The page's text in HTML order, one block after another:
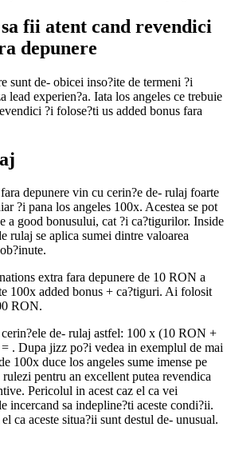
sa fii atent cand revendici
depunere
sunt de- obicei inso?ite de termeni ?i
lead experien?a. Iata los angeles ce trebuie
?i folose?ti us added bonus fara
depunere vin cu cerin?e de- rulaj foarte
?i pana los angeles 100x. Acestea se pot
a good bonusului, cat ?i ca?tigurilor. Inside
rulaj se aplica sumei dintre valoarea
extra fara depunere de 10 RON a
100x added bonus + ca?tiguri. Ai folosit
RON.
de- rulaj astfel: 100 x (10 RON +
. Dupa jizz po?i vedea in exemplul de mai
100x duce los angeles sume imense pe
pentru an excellent putea revendica
Pericolul in acest caz el ca vei
incercand sa indepline?ti aceste condi?ii.
ca aceste situa?ii sunt destul de- unusual.